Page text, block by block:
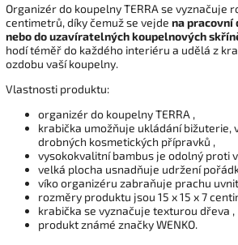
Organizér do koupelny TERRA se vyznačuje
centimetrů, díky čemuž se vejde na pracovní
nebo do uzavíratelných koupelnových
hodí téměř do každého interiéru a udělá z
ozdobu vaší koupelny.
Vlastnosti produktu:
organizér do koupelny TERRA ,
krabička umožňuje ukládání bižuterie,
drobných kosmetických přípravků ,
vysokokvalitní bambus je odolný proti
velká plocha usnadňuje udržení
víko organizéru zabraňuje prachu
rozměry produktu jsou 15 x 15 x 7
krabička se vyznačuje texturou dřeva ,
produkt známé značky WENKO.